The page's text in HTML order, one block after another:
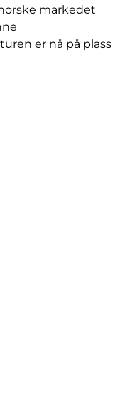
markedet
er nå på plass